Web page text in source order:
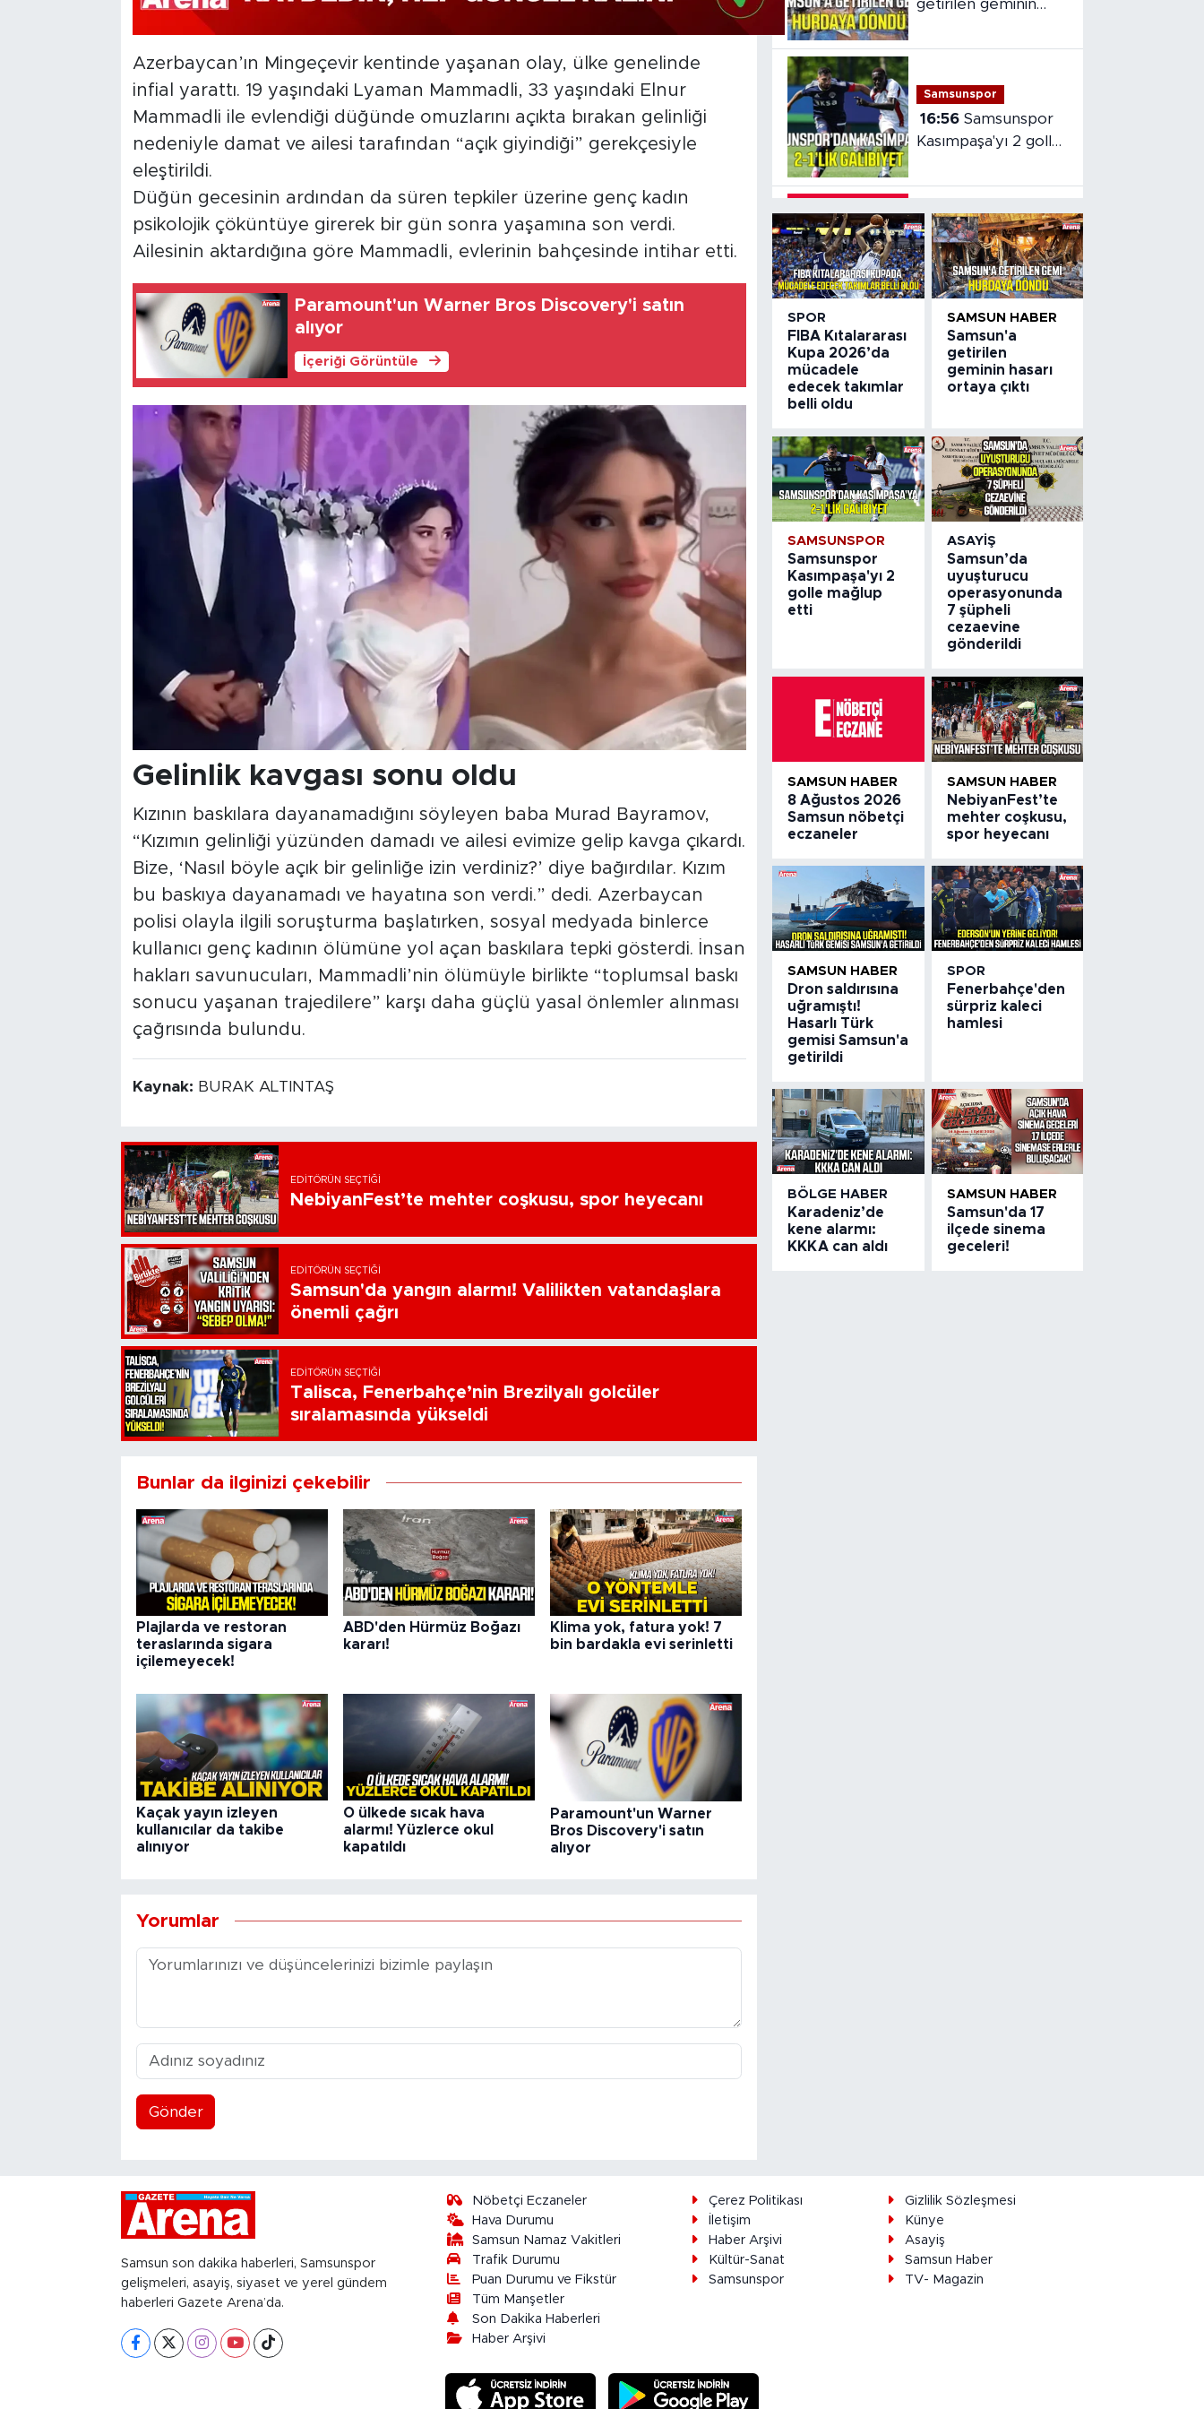
Azerbaycan’ın Mingeçevir kentinde yaşanan olay, ülke genelinde
infial yarattı. 19 yaşındaki Lyaman Mammadli, 33 yaşındaki Elnur
Mammadli ile evlendiği düğünde omuzlarını açıkta bırakan gelinliği
nedeniyle damat ve ailesi tarafından “açık giyindiği” gerekçesiyle
eleştirildi.
Düğün gecesinin ardından da süren tepkiler üzerine genç kadın
psikolojik çöküntüye girerek bir gün sonra yaşamına son verdi.
Ailesinin aktardığına göre Mammadli, evlerinin bahçesinde intihar etti.
Paramount'un Warner Bros Discovery'i satın
alıyor
İçeriği Görüntüle
Gelinlik kavgası sonu oldu
Kızının baskılara dayanamadığını söyleyen baba Murad Bayramov,
“Kızımın gelinliği yüzünden damadı ve ailesi evimize gelip kavga çıkardı.
Bize, ‘Nasıl böyle açık bir gelinliğe izin verdiniz?’ diye bağırdılar. Kızım
bu baskıya dayanamadı ve hayatına son verdi.” dedi. Azerbaycan
polisi olayla ilgili soruşturma başlatırken, sosyal medyada binlerce
kullanıcı genç kadının ölümüne yol açan baskılara tepki gösterdi. İnsan
hakları savunucuları, Mammadli’nin ölümüyle birlikte “toplumsal baskı
sonucu yaşanan trajedilere” karşı daha güçlü yasal önlemler alınması
çağrısında bulundu.
Kaynak: BURAK ALTINTAŞ
EDITÖRÜN SEÇTIĞI
NebiyanFest’te mehter coşkusu, spor heyecanı
EDITÖRÜN SEÇTIĞI
Samsun'da yangın alarmı! Valilikten vatandaşlara
önemli çağrı
EDITÖRÜN SEÇTIĞI
Talisca, Fenerbahçe’nin Brezilyalı golcüler
sıralamasında yükseldi
Bunlar da ilginizi çekebilir
Plajlarda ve restoran
teraslarında sigara
içilemeyecek!
ABD'den Hürmüz Boğazı
kararı!
Klima yok, fatura yok! 7
bin bardakla evi serinletti
Kaçak yayın izleyen
kullanıcılar da takibe
alınıyor
O ülkede sıcak hava
alarmı! Yüzlerce okul
kapatıldı
Paramount'un Warner
Bros Discovery'i satın
alıyor
Yorumlar
Gönder
getirilen geminin
Samsunspor
16:56 Samsunspor
Kasımpaşa'yı 2 golle
16:008 Ağustos
2026 Samsun
nöbetçi eczaneler
Asayiş
15:55Samsun’da
uyuşturucu
operasyonunda 7
gönderildi
SPOR
FIBA Kıtalararası
Kupa 2026’da
mücadele
edecek takımlar
belli oldu
SAMSUN HABER
Samsun'a
getirilen
geminin hasarı
ortaya çıktı
SAMSUNSPOR
Samsunspor
Kasımpaşa'yı 2
golle mağlup
etti
ASAYIŞ
Samsun’da
uyuşturucu
operasyonunda
7 şüpheli
cezaevine
gönderildi
SAMSUN HABER
8 Ağustos 2026
Samsun nöbetçi
eczaneler
SAMSUN HABER
NebiyanFest’te
mehter coşkusu,
spor heyecanı
SAMSUN HABER
Dron saldırısına
uğramıştı!
Hasarlı Türk
gemisi Samsun'a
getirildi
SPOR
Fenerbahçe'den
sürpriz kaleci
hamlesi
BÖLGE HABER
Karadeniz’de
kene alarmı:
KKKA can aldı
SAMSUN HABER
Samsun'da 17
ilçede sinema
geceleri!
Samsun son dakika haberleri, Samsunspor
gelişmeleri, asayiş, siyaset ve yerel gündem
haberleri Gazete Arena’da.
Nöbetçi Eczaneler
Hava Durumu
Samsun Namaz Vakitleri
Trafik Durumu
Puan Durumu ve Fikstür
Tüm Manşetler
Son Dakika Haberleri
Haber Arşivi
Çerez Politikası
Gizlilik Sözleşmesi
İletişim
Künye
Haber Arşivi
Asayiş
Kültür-Sanat
Samsun Haber
Samsunspor
TV- Magazin